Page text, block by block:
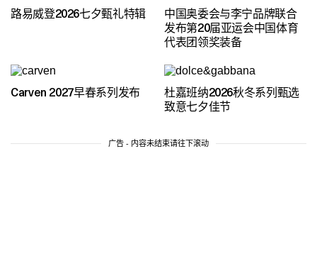
路易威登2026七夕甄礼特辑
中国奥委会与李宁品牌联合
发布第20届亚运会中国体育
代表团领奖装备
Carven 2027早春系列发布
杜嘉班纳2026秋冬系列甄选
致意七夕佳节
广告 - 内容未结束请往下滚动